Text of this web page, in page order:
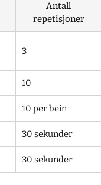
Antall
repetisjoner
3
10
10 per bein
30 sekunder
30 sekunder